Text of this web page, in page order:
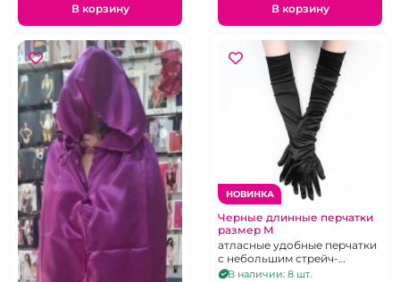
В корзину В корзину
НОВИНКА
Черные длинные перчатки
размер М
атласные удобные перчатки
с небольшим стрейч-
эффектом
В наличии: 8 шт.